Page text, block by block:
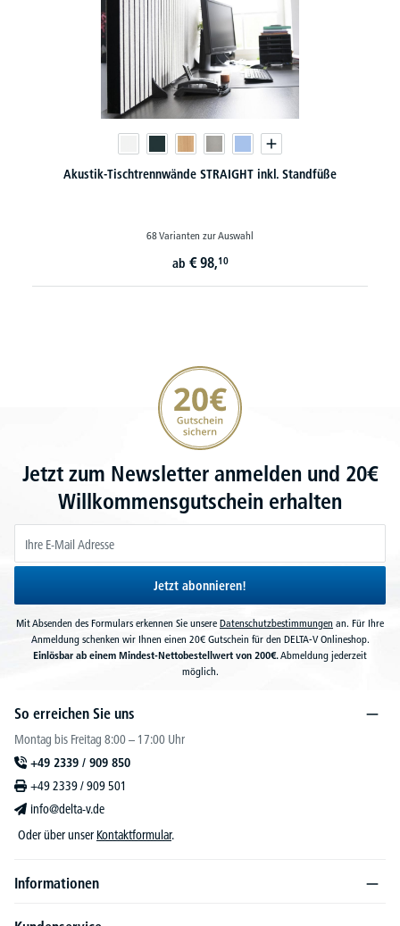
Akustik-Tischtrennwände STRAIGHT inkl. Standfüße
68 Varianten zur Auswahl
ab € 98,10
20€ Gutschein sichern
Jetzt zum Newsletter anmelden und 20€
Willkommensgutschein erhalten
Jetzt abonnieren!
Mit Absenden des Formulars erkennen Sie unsere Datenschutzbestimmungen an. Für Ihre
Anmeldung schenken wir Ihnen einen 20€ Gutschein für den DELTA-V Onlineshop.
Einlösbar ab einem Mindest-Nettobestellwert von 200€.Abmeldung jederzeit
möglich.
So erreichen Sie uns
Montag bis Freitag 8:00 – 17:00 Uhr
+49 2339 / 909 850
+49 2339 / 909 501
info@delta-v.de
Oder über unser Kontaktformular.
Informationen